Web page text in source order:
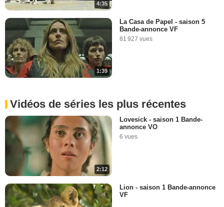
4:35
1:39
La Casa de Papel - saison 5
Bande-annonce VF
81 927 vues
Vidéos de séries les plus récentes
2:12
Lovesick - saison 1 Bande-
annonce VO
6 vues
Lion - saison 1 Bande-annonce
VF